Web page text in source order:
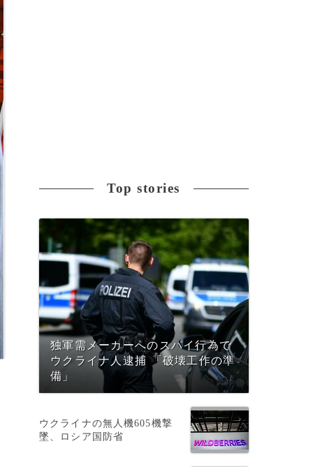
Top stories
独軍需メーカーへのスパイ行為で
ウクライナ人逮捕 「破壊工作の準
備」
ウクライナの無人機605機撃
墜、ロシア国防省